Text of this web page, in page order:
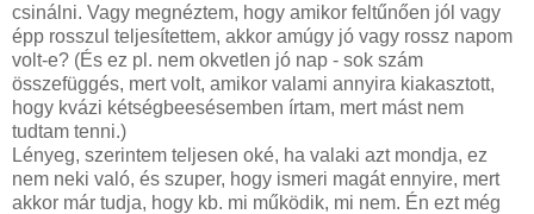
csinálni. Vagy megnéztem, hogy amikor feltűnően jól vagy
épp rosszul teljesítettem, akkor amúgy jó vagy rossz napom
volt-e? (És ez pl. nem okvetlen jó nap - sok szám
összefüggés, mert volt, amikor valami annyira kiakasztott,
hogy kvázi kétségbeesésemben írtam, mert mást nem
tudtam tenni.)
Lényeg, szerintem teljesen oké, ha valaki azt mondja, ez
nem neki való, és szuper, hogy ismeri magát ennyire, mert
akkor már tudja, hogy kb. mi működik, mi nem. Én ezt még